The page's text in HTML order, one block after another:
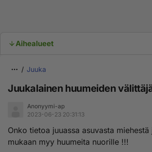
Aihealueet
Juuka
Juukalainen huumeiden
Anonyymi-ap
2023-06-23 20:31:13
Onko tietoa juuassa asuvasta miehestä
mukaan myy huumeita nuorille !!!